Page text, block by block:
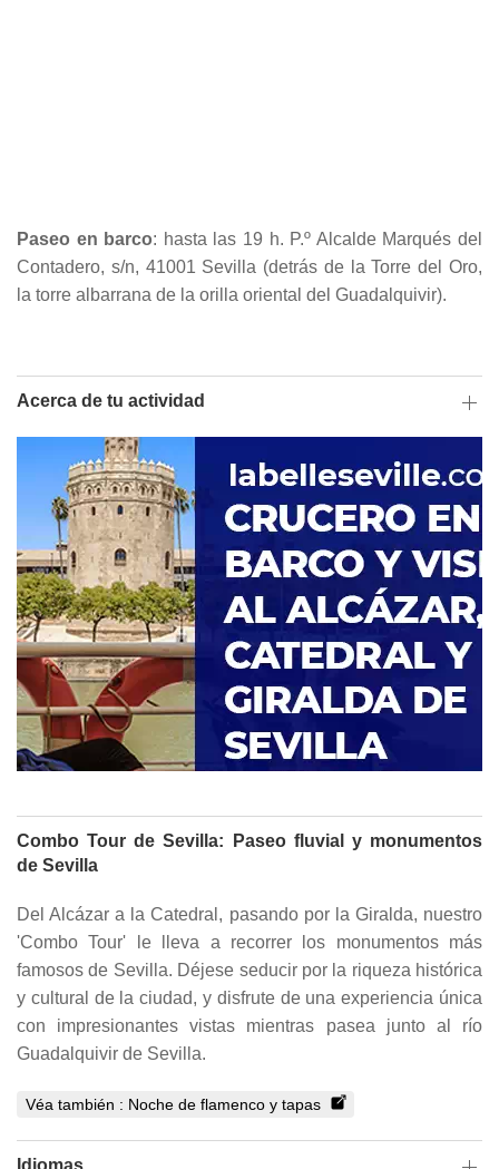
Paseo en barco: hasta las 19 h. P.º Alcalde Marqués del
Contadero, s/n, 41001 Sevilla (detrás de la Torre del Oro,
la torre albarrana de la orilla oriental del Guadalquivir).
Acerca de tu actividad
Combo Tour de Sevilla: Paseo fluvial y monumentos
de Sevilla
Del Alcázar a la Catedral, pasando por la Giralda, nuestro
'Combo Tour' le lleva a recorrer los monumentos más
famosos de Sevilla. Déjese seducir por la riqueza histórica
y cultural de la ciudad, y disfrute de una experiencia única
con impresionantes vistas mientras pasea junto al río
Guadalquivir de Sevilla.
Véa también : Noche de flamenco y tapas